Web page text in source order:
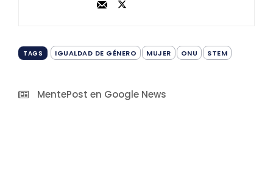
TAGS IGUALDAD DE GÉNERO MUJER ONU STEM
MentePost en Google News